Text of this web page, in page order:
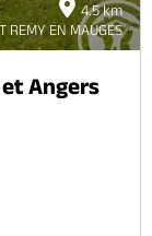
4.5 km
REMY EN MAUGES
Angers